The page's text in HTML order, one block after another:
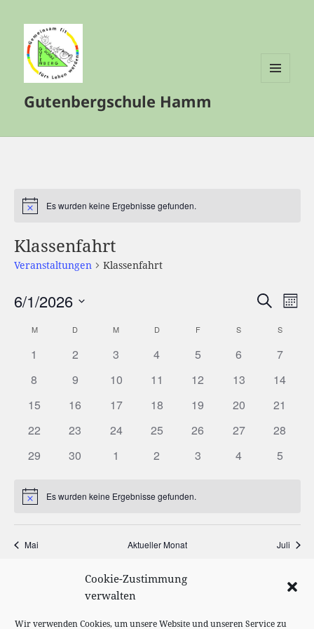
Cookie-Zustimmung
verwalten
Wir verwenden Cookies, um unsere Website und unseren Service zu
Gutenbergschule Hamm
HinweisEs wurden keine Ergebnisse gefunden.
Klassenfahrt
Veranstaltungen Klassenfahrt
SUCHE
6/1/2026
wählen.
Kalender
MMONTAG D DIENSTAGM MITTWOCH
DDONNERSTAG
FFREITAG S SAMSTAGS
1 2 3 4 5 6
7
8
9 10 11 12 13
14
15
16 17 18 19 20
21
22
23 24 25 26 27
28
29
30 1 2 3 4 5
HinweisEs wurden keine Ergebnisse gefunden.
Mai Aktueller Monat Juli
KALENDER ABONNIEREN